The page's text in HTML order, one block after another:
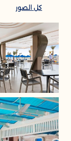
كل الصور